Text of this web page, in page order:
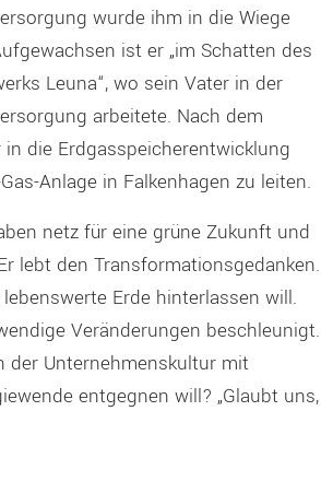
wurde ihm in die Wiege
ist er „im Schatten des
Leuna“, wo sein Vater in der
arbeitete. Nach dem
die Erdgasspeicherentwicklung
Anlage in Falkenhagen zu leiten.
netz für eine grüne Zukunft und
lebt den Transformationsgedanken.
Erde hinterlassen will.
Veränderungen beschleunigt.
der Unternehmenskultur mit
entgegnen will? „Glaubt uns,